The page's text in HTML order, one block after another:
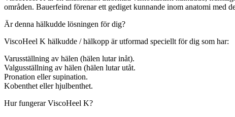
områden. Bauerfeind förenar ett gediget kunnande inom anatomi med
Är denna hälkudde lösningen för dig?
ViscoHeel K hälkudde / hälkopp är utformad speciellt för dig som har:
Varusställning av hälen (hälen lutar inåt).
Valgusställning av hälen (hälen lutar utåt.
Pronation eller supination.
Kobenthet eller hjulbenthet.
Hur fungerar ViscoHeel K?